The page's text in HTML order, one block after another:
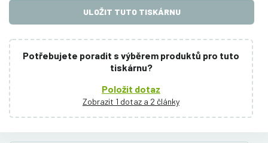
ULOŽIT TUTO TISKÁRNU
Potřebujete poradit s výběrem produktů pro tuto
tiskárnu?
Položit dotaz
Zobrazit 1 dotaz a 2 články